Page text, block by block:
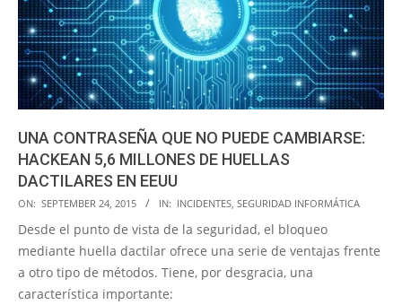
UNA CONTRASEÑA QUE NO PUEDE CAMBIARSE:
HACKEAN 5,6 MILLONES DE HUELLAS
DACTILARES EN EEUU
2015-
09-
24
ON: SEPTEMBER 24, 2015 IN: INCIDENTES, SEGURIDAD INFORMÁTICA
Desde el punto de vista de la seguridad, el bloqueo
mediante huella dactilar ofrece una serie de ventajas frente
a otro tipo de métodos. Tiene, por desgracia, una
característica importante: